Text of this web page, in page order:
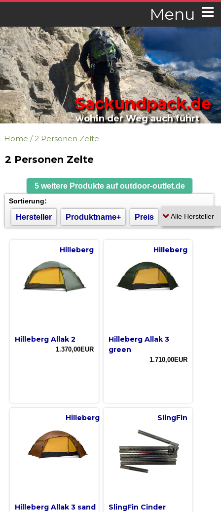
Menu
Sackundpack.de
wohin der Weg auch führt
Home /2 Personen Zelte
2 Personen Zelte
5 weitere Produkte auf outdoor-outlet.de
Sortierung:
Hersteller Produktname+ Preis
Hilleberg
Hilleberg Allak 2
1.370,00EUR
Hilleberg
Hilleberg Allak 3
green
1.710,00EUR
Hilleberg
Hilleberg Allak 3 sand
SlingFin
SlingFin Cinder